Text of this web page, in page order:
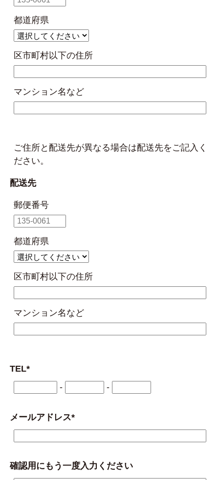
都道府県
区市町村以下の住所
マンション名など
ご住所と配送先が異なる場合は配送先をご記入く
ださい。
配送先
郵便番号
都道府県
区市町村以下の住所
マンション名など
TEL*
-
-
メールアドレス*
確認用にもう一度入力ください